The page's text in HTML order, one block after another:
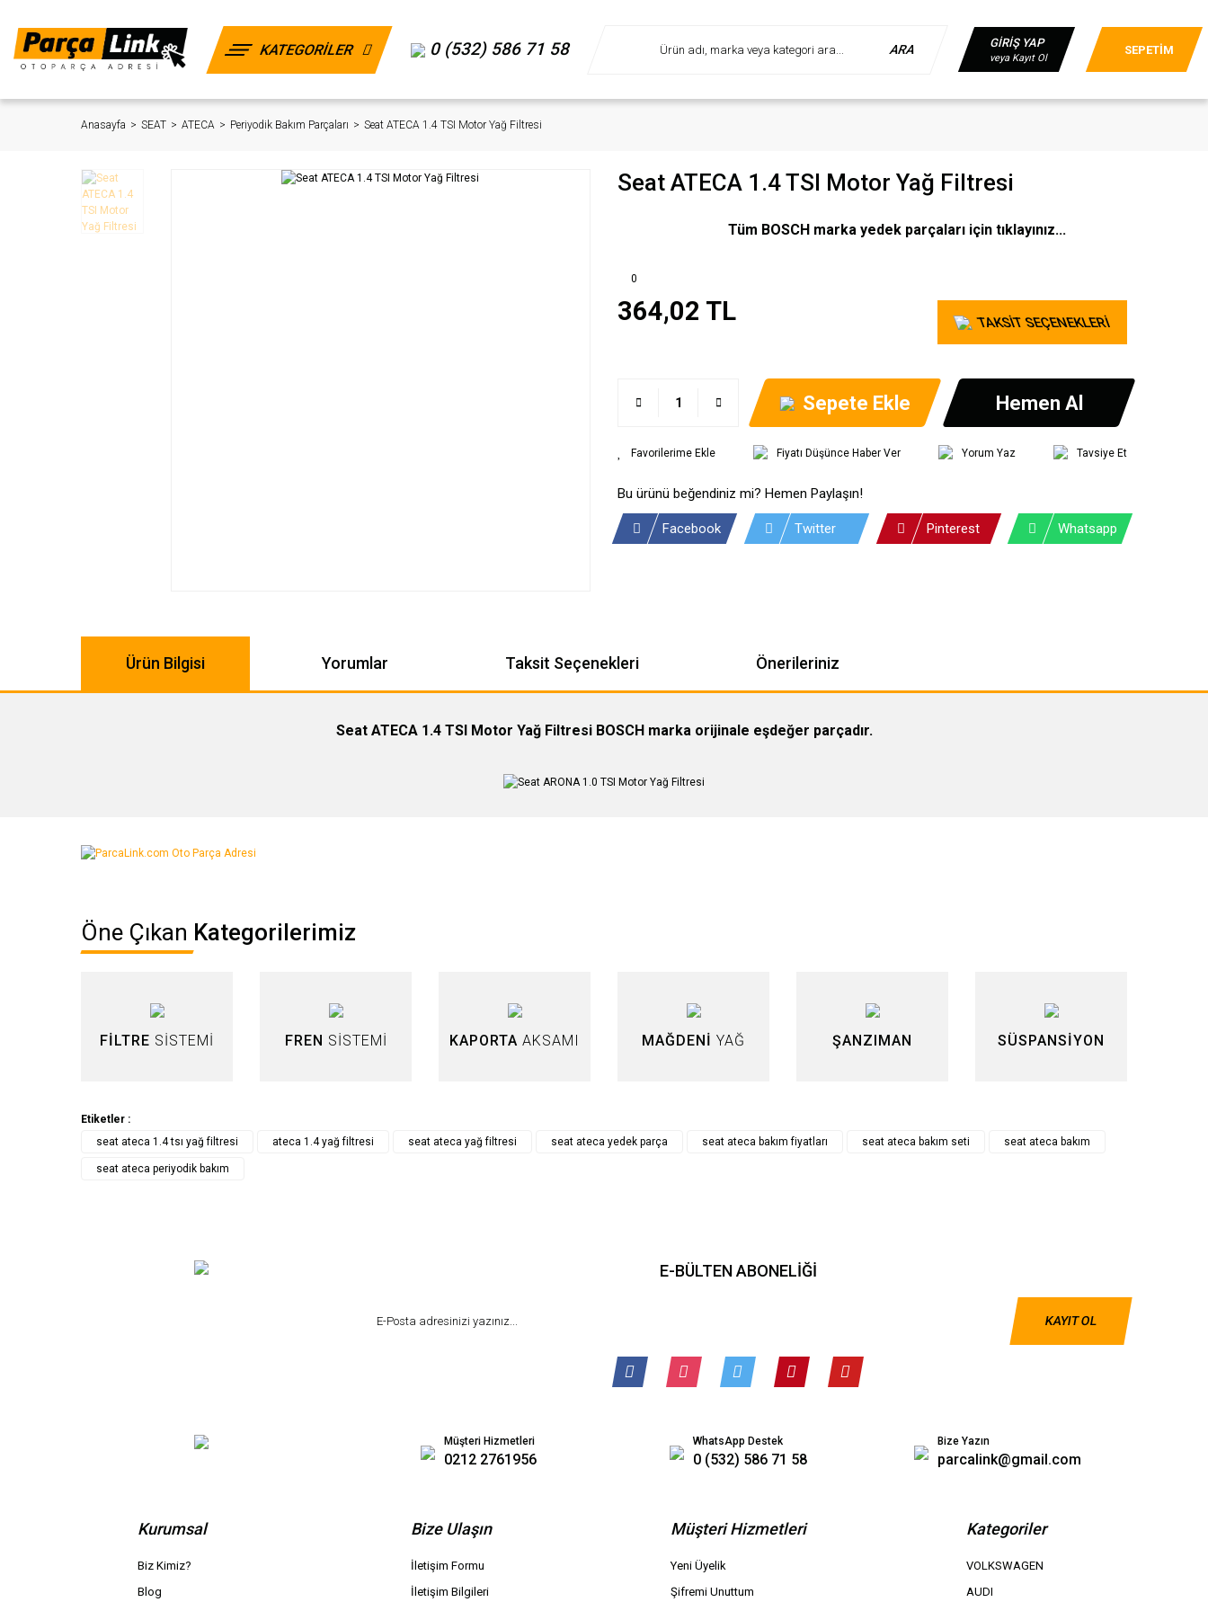
KATEGORİLER 0 (532) 586 71 58 ARA GİRİŞ YAP
veya Kayıt Ol
SEPETİM
Anasayfa SEAT ATECA Periyodik Bakım Parçaları Seat ATECA 1.4 TSI Motor Yağ Filtresi
Seat ATECA 1.4 TSI Motor Yağ Filtresi
Tüm BOSCH marka yedek parçaları için tıklayınız...
0
364,02 TL TAKSİT SEÇENEKLERİ
Sepete Ekle Hemen Al
Fiyatı Düşünce Haber Ver Yorum Yaz Tavsiye Et
Bu ürünü beğendiniz mi? Hemen Paylaşın!
Facebook Twitter Pinterest Whatsapp
Ürün Bilgisi Yorumlar Taksit Seçenekleri Önerileriniz
Seat ATECA 1.4 TSI Motor Yağ Filtresi BOSCH marka orijinale eşdeğer parçadır.
Bu ürünün fiyat bilgisi, resim, ürün açıklamalarında ve diğer konularda yetersiz gördüğünüz noktaları öneri formunu kullanarak tarafımıza iletebilirsiniz.
Ürün açıklamasında eksik bilgiler bulunuyor.
Bu ürüne benzer farklı alternatifler olmalı.
Öne Çıkan Kategorilerimiz
FİLTRE SİSTEMİ FREN SİSTEMİ KAPORTA AKSAMI MAĞDENİ YAĞ ŞANZIMAN SÜSPANSİYON
Etiketler :
seat ateca 1.4 tsı yağ filtresi
ateca 1.4 yağ filtresi seat ateca yağ filtresi seat ateca yedek parça seat ateca bakım fiyatları seat ateca bakım seti seat ateca bakım
seat ateca periyodik bakım
E-BÜLTEN ABONELİĞİ
KAYIT OL
Müşteri Hizmetleri
0212 2761956
WhatsApp Destek
0 (532) 586 71 58
Bize Yazın
parcalink@gmail.com
Kurumsal
Biz Kimiz?
Blog
Bize Ulaşın
İletişim Formu
İletişim Bilgileri
Müşteri Hizmetleri
Yeni Üyelik
Şifremi Unuttum
Kategoriler
VOLKSWAGEN
AUDI